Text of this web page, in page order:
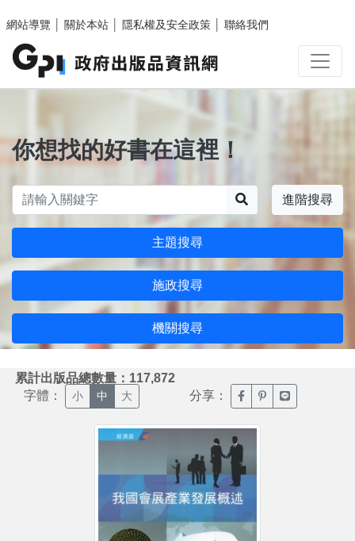
網站導覽
關於本站 隱私權及安全政策 聯絡我們
你想找的好書在這裡！
進階搜尋
主題搜尋
施政搜尋
機關搜尋
累計出版品總數量：117,872
字體： 小 中 大 分享： 臉書分享(另開新視窗)
噗浪分享(另開新
Line分享(另